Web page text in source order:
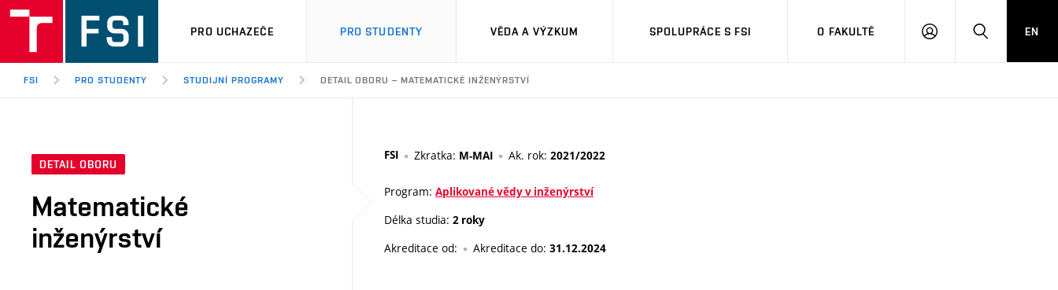
PRO UCHAZEČE PRO STUDENTY VĚDA A VÝZKUM SPOLUPRÁCE S FSI O FAKULTĚ
PŘIHLÁŠENÍHLEDAT
EN
FSI PRO STUDENTY STUDIJNÍ PROGRAMY DETAIL OBORU – MATEMATICKÉ INŽENÝRSTVÍ
DETAIL OBORU
Matematické
inženýrství
FSI Zkratka: M-MAI Ak. rok: 2021/2022
Program: Aplikované vědy v inženýrství
Délka studia: 2 roky
Akreditace od: Akreditace do: 31.12.2024